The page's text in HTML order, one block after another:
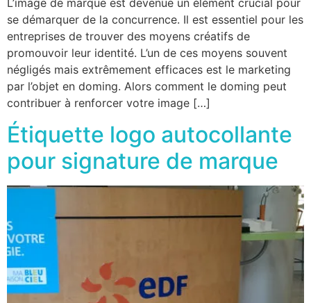
L’image de marque est devenue un élément crucial pour
se démarquer de la concurrence. Il est essentiel pour les
entreprises de trouver des moyens créatifs de
promouvoir leur identité. L’un de ces moyens souvent
négligés mais extrêmement efficaces est le marketing
par l’objet en doming. Alors comment le doming peut
contribuer à renforcer votre image […]
Étiquette logo autocollante
pour signature de marque